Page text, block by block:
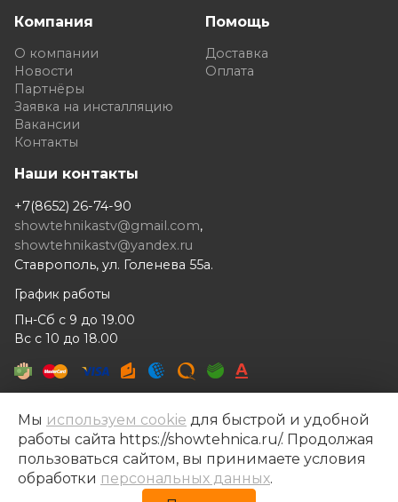
Компания
О компании
Новости
Партнёры
Заявка на инсталляцию
Вакансии
Контакты
Помощь
Доставка
Оплата
Наши контакты
+7(8652) 26-74-90
showtehnikastv@gmail.com,
showtehnikastv@yandex.ru
Ставрополь, ул. Голенева 55а.
График работы
Пн-Сб с 9 до 19.00
Вс с 10 до 18.00
Шоутехника © 2014- 2026
Разработка сайта —Рекламный контент
Политика конфиденциальности
Мы используем cookie для быстрой и удобной
работы сайта https://showtehnica.ru/. Продолжая
пользоваться сайтом, вы принимаете условия
обработки персональных данных.